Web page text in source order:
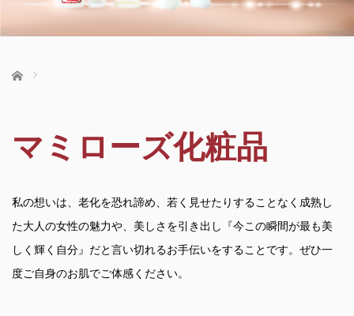
ホーム
マミローズ化粧品
私の想いは、老化を恐れ諦め、若く見せたりすることなく成熟し
た大人の女性の魅力や、美しさを引き出し『今この瞬間が最も美
しく輝く自分』だと言い切れるお手伝いをすることです。ぜひ一
度ご自身のお肌でご体感ください。